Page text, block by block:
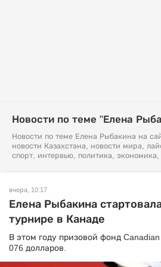
Новости по теме "Елена
Новости по теме Елена Рыбакина на
новости Казахстана, новости мира,
спорт, интервью, политика,
вчера, 10:17
Елена Рыбакина
турнире в Канаде
В этом году призовой фонд
076 долларов.